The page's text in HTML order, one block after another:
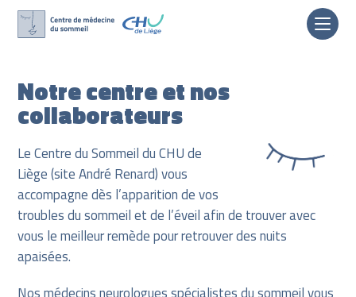
content
Notre centre et nos
collaborateurs
Le Centre du Sommeil du CHU de
Liège (site André Renard) vous
accompagne dès l’apparition de vos
troubles du sommeil et de l’éveil afin de trouver avec
vous le meilleur remède pour retrouver des nuits
apaisées.